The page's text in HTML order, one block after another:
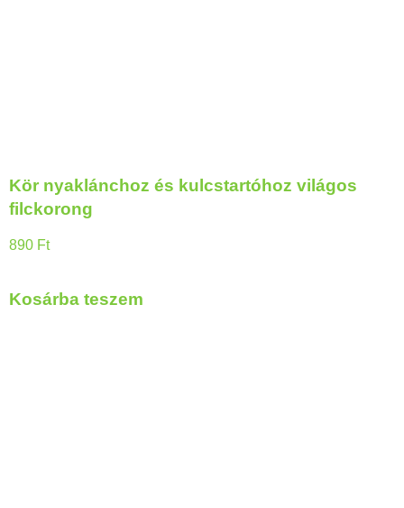
Kör nyaklánchoz és kulcstartóhoz világos
filckorong
890 Ft
Kosárba teszem